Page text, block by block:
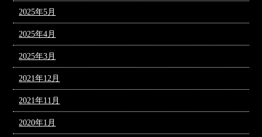
2025年5月
2025年4月
2025年3月
2021年12月
2021年11月
2020年1月